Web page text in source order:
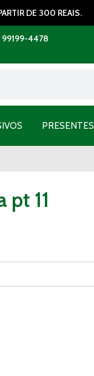
DE 300 REAIS.
99199-4478
PRESENTES
pt 11